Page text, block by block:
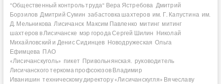
"Общественный контроль труда" Вера Ястребова Дмитрий
Борзилов Дмитрий Сумин забастовка шахтеров им. Г. Капустина им.
Д. Мельникова Лисичанск Максим Павленко митинг митинг
шахтеров в Лисичанске мэр города Сергей Шилин Николай
Михайловский и Денис Сидинцев Новодружеская Ольга
Ефимцева ПАО
«Лисичанскуголь» пикет Привольнянская.
руководитель
Лисичанского теркома профсоюзов Владимир
Иванишин техническому директору «Лисичанскугля» Вячеславу